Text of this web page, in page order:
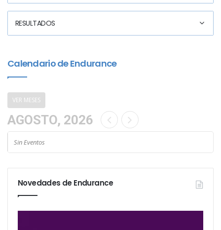
RESULTADOS
Calendario de Endurance
VER MESES
AGOSTO, 2026
Sin Eventos
Novedades de Endurance